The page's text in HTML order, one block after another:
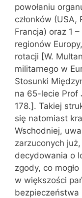
powołaniu
członków (USA,
Francja) oraz 1
regionów
rotacji [W.
militarnego w
Stosunki
na 65-lecie Prof
178.]. Takiej
się natomiast
Wschodniej,
zarzuconych
decydowania o
zgody, co
w większości
bezpieczeństwa